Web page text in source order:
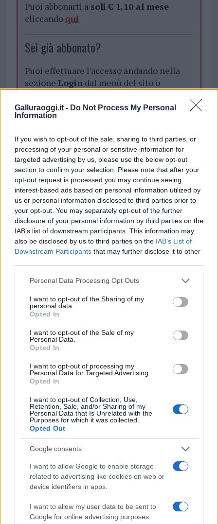
Galluraoggi.it - Do Not Process My Personal
Information
If you wish to opt-out of the sale, sharing to third parties, or
processing of your personal or sensitive information for
targeted advertising by us, please use the below opt-out
section to confirm your selection. Please note that after your
opt-out request is processed you may continue seeing
interest-based ads based on personal information utilized by
us or personal information disclosed to third parties prior to
your opt-out. You may separately opt-out of the further
disclosure of your personal information by third parties on the
IAB’s list of downstream participants. This information may
also be disclosed by us to third parties on the IAB’s List of
Downstream Participants that may further disclose it to other
Please note that this website/app uses one or more Google
not limited to your visit or usage behaviour. You may click to
grant or deny consent to Google and its third-party tags to
use your data for below specified purposes in below Google
consent section.
Personal Data Processing Opt Outs
I want to opt-out of the Sharing of my
personal data.
Opted In
I want to opt-out of the Sale of my
Personal Data.
Opted In
I want to opt-out of processing my
Personal Data for Targeted Advertising.
Opted In
I want to opt-out of Collection, Use,
Retention, Sale, and/or Sharing of my
Personal Data that Is Unrelated with the
Purposes for which it was collected.
Opted Out
Google consents
I want to allow Google to enable storage
related to advertising like cookies on web or
device identifiers in apps.
I want to allow my user data to be sent to
Google for online advertising purposes.
Puoi abbonarti a soli € 1,10 al mese
cliccando qui
Sei già abbonato?
Puoi effettuare l'accesso andando nella
sezione Logindal menù del sito o
Polizia Locale Arzachena
Notizie in tempo reale?
Entra nel canale telegram di
GalluraOggi.it
Inviaci le tue segnalazioni,
i tuoi video e le tue foto
Su WhatsApp al numero +39
345 356 7512
Ricevi le nostre ultime news
Condividi l'articolo
F
a
ce
b
o
k
T
w
it
te
r
Pi
n
te
re
st
W
h
s
A
p
p
S
h
re
Articolo precedente
Prossimo articolo
NOTIZIE RECENTI